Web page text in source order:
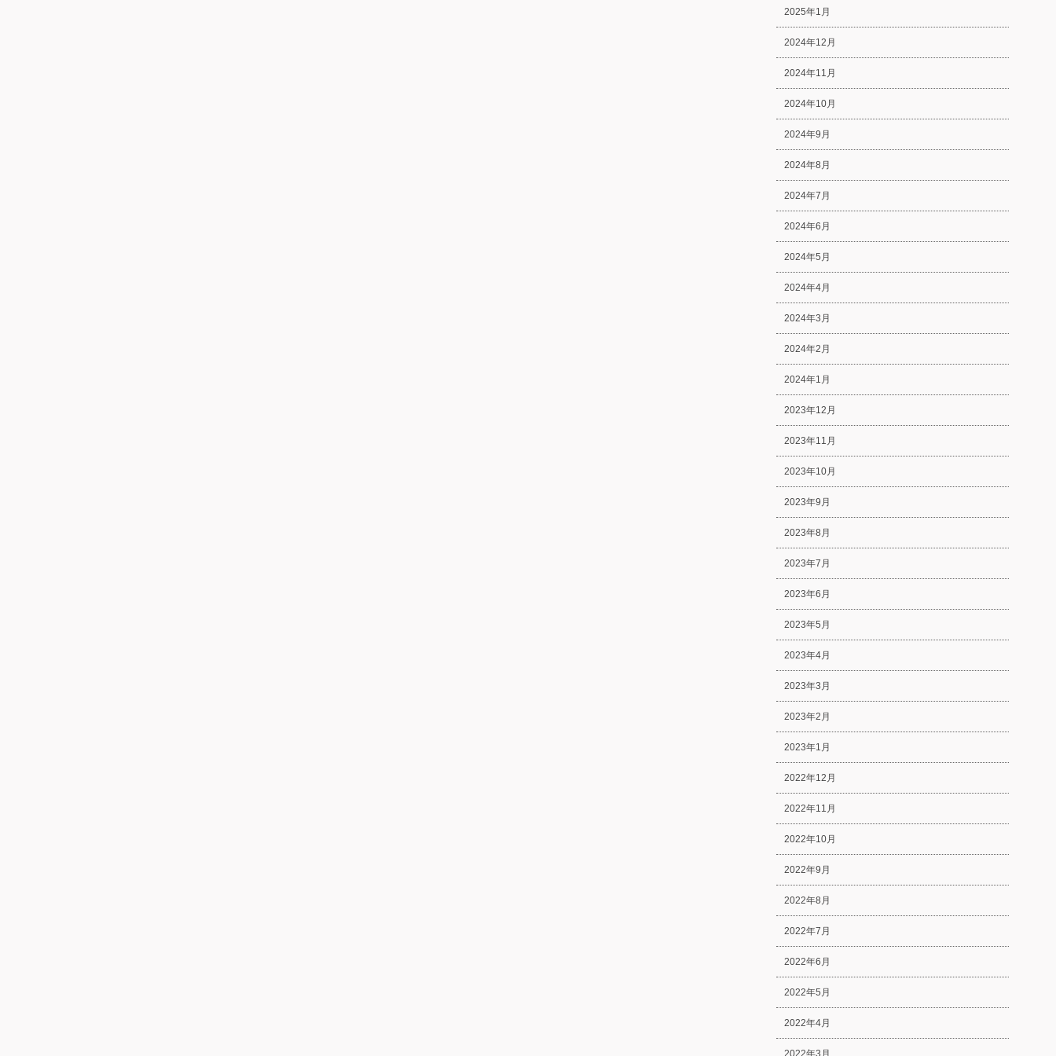
2025年1月
2024年12月
2024年11月
2024年10月
2024年9月
2024年8月
2024年7月
2024年6月
2024年5月
2024年4月
2024年3月
2024年2月
2024年1月
2023年12月
2023年11月
2023年10月
2023年9月
2023年8月
2023年7月
2023年6月
2023年5月
2023年4月
2023年3月
2023年2月
2023年1月
2022年12月
2022年11月
2022年10月
2022年9月
2022年8月
2022年7月
2022年6月
2022年5月
2022年4月
2022年3月